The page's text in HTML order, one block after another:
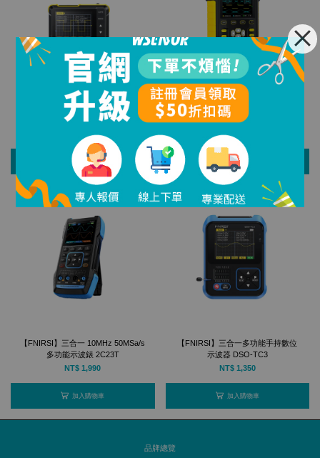
【FNIRSI】手持小型示波器便攜式
數位示波錶 DSO152
NT$ 718
加入購物車
【FNIRSI】雙通道二合一數字螢光
示波器｜DPOX180H
NT$ 3,990
加入購物車
【FNIRSI】三合一 10MHz 50MSa/s
多功能示波錶 2C23T
NT$ 1,990
加入購物車
【FNIRSI】三合一多功能手持數位
示波器 DSO-TC3
NT$ 1,350
加入購物車
品牌總覽